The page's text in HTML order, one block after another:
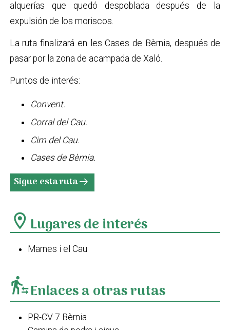
alquerías que quedó despoblada después de la
expulsión de los moriscos.
La ruta finalizará en les Cases de Bèrnia, después de
pasar por la zona de acampada de Xaló.
Puntos de interés:
Convent.
Corral del Cau.
Cim del Cau.
Cases de Bèrnia.
Sigue esta rutaarrow_right_alt
location_on Lugares de interés
Marnes i el Cau
transfer_within_a_stationEnlaces a otras rutas
PR-CV 7 Bèrnia